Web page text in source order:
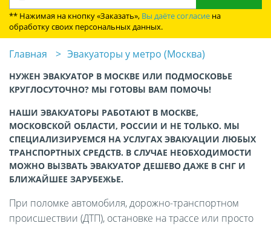
** Нажимая на кнопку «Заказать», Вы даёте согласие на
обработку своих персональных данных.
Главная Эвакуаторы у метро (Москва)
НУЖЕН ЭВАКУАТОР В МОСКВЕ ИЛИ ПОДМОСКОВЬЕ
КРУГЛОСУТОЧНО? МЫ ГОТОВЫ ВАМ ПОМОЧЬ!
НАШИ ЭВАКУАТОРЫ РАБОТАЮТ В МОСКВЕ,
МОСКОВСКОЙ ОБЛАСТИ, РОССИИ И НЕ ТОЛЬКО. МЫ
СПЕЦИАЛИЗИРУЕМСЯ НА УСЛУГАХ ЭВАКУАЦИИ ЛЮБЫХ
ТРАНСПОРТНЫХ СРЕДСТВ. В СЛУЧАЕ НЕОБХОДИМОСТИ
МОЖНО ВЫЗВАТЬ ЭВАКУАТОР ДЕШЕВО ДАЖЕ В СНГ И
БЛИЖАЙШЕЕ ЗАРУБЕЖЬЕ.
При поломке автомобиля, дорожно-транспортном
происшествии (ДТП), остановке на трассе или просто